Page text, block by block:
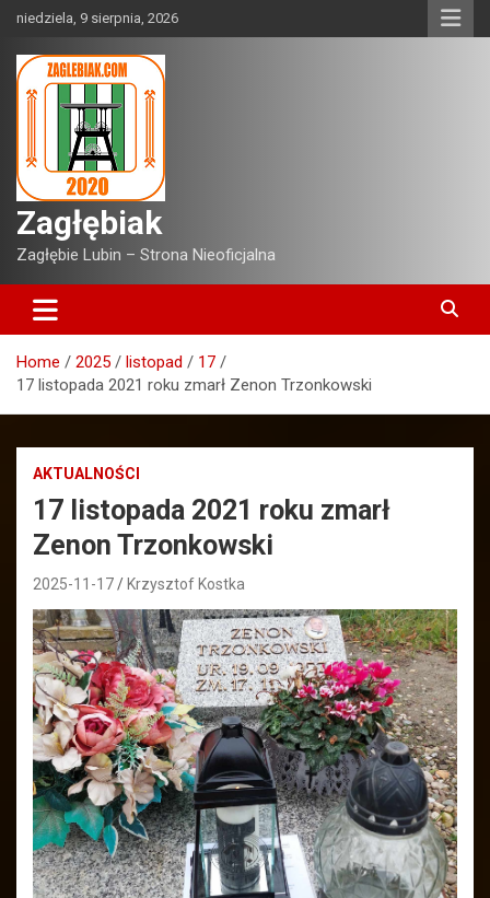
Skip
content
niedziela, 9 sierpnia, 2026
Zagłębiak
Zagłębie Lubin – Strona Nieoficjalna
Home 2025 listopad
17
17 listopada 2021 roku zmarł Zenon Trzonkowski
AKTUALNOŚCI
17 listopada 2021 roku zmarł
Zenon Trzonkowski
2025-11-17 Krzysztof Kostka